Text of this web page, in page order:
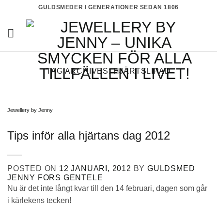
content
GULDSMEDER I GENERATIONER SEDAN 1806
TAG ARCHIVES:HJÄRTSLIPAD
Jewellery by Jenny
Tips inför alla hjärtans dag 2012
POSTED ON 12 JANUARI, 2012 BYGULDSMED
JENNY FORS GENTELE
Nu är det inte långt kvar till den 14 februari, dagen som går
i kärlekens tecken!